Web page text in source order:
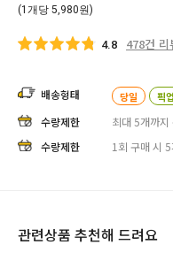
(1개당 5,980원)
4.8 478건 리
배송형태 당일 픽업
수량제한 최대5개까지
수량제한
1회 구매 시 5
관련상품 추천해 드려요